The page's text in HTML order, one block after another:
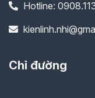
Hotline:
Chỉ đường